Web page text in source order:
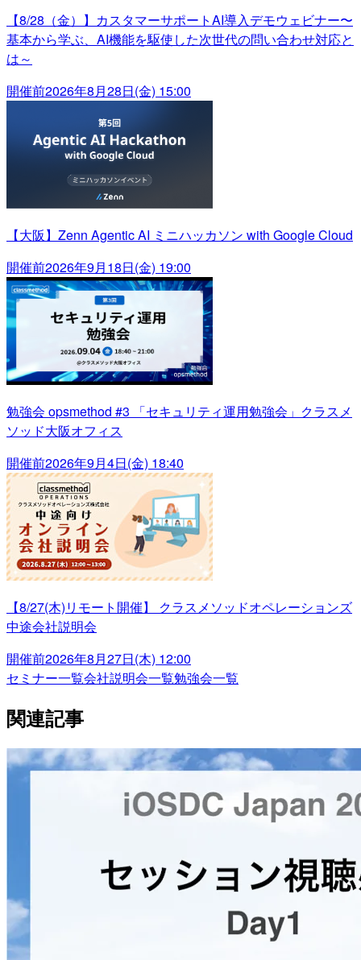
【8/28（金）】カスタマーサポートAI導入デモウェビナー〜
基本から学ぶ、AI機能を駆使した次世代の問い合わせ対応と
は～
開催前2026年8月28日(金) 15:00
【大阪】Zenn Agentic AI ミニハッカソン with Google Cloud
開催前2026年9月18日(金) 19:00
勉強会 opsmethod #3 「セキュリティ運用勉強会」クラスメ
ソッド大阪オフィス
開催前2026年9月4日(金) 18:40
【8/27(木)リモート開催】 クラスメソッドオペレーションズ
中途会社説明会
開催前2026年8月27日(木) 12:00
セミナー一覧会社説明会一覧勉強会一覧
関連記事